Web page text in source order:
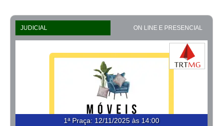
JUDICIAL ON LINE E PRESENCIAL
1ª Praça: 12/11/2025 às 14:00